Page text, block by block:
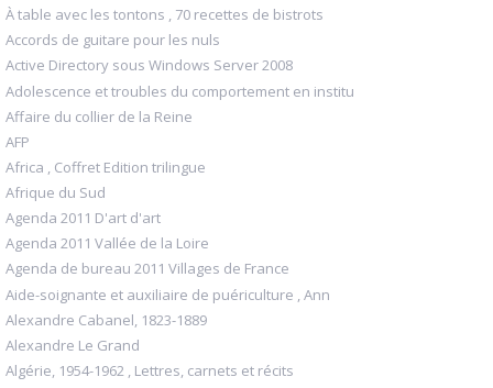
À table avec les tontons , 70 recettes de bistrots
Accords de guitare pour les nuls
Active Directory sous Windows Server 2008
Adolescence et troubles du comportement en institu
Affaire du collier de la Reine
AFP
Africa , Coffret Edition trilingue
Afrique du Sud
Agenda 2011 D'art d'art
Agenda 2011 Vallée de la Loire
Agenda de bureau 2011 Villages de France
Aide-soignante et auxiliaire de puériculture , Ann
Alexandre Cabanel, 1823-1889
Alexandre Le Grand
Algérie, 1954-1962 , Lettres, carnets et récits